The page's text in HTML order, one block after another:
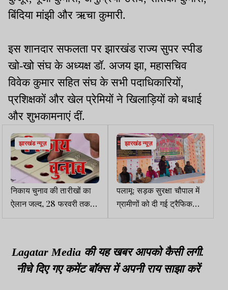
बिंदिया मांझी और ऋचा कुमारी.
इस शानदार सफलता पर झारखंड राज्य सुपर स्पीड
खो-खो संघ के अध्यक्ष डॉ. अजय झा, महासचिव
विवेक कुमार सहित संघ के सभी पदाधिकारियों,
प्रशिक्षकों और खेल प्रेमियों ने खिलाड़ियों को बधाई
और शुभकामनाएं दीं.
झारखंड न्यूज़
निकाय चुनाव की तारीखों का
ऐलान जल्द, 28 फरवरी तक
चुनावी प्रक्रिया होगी पूरी!
झारखंड न्यूज़
पलामूः सड़क सुरक्षा चौपाल में
ग्रामीणों को दी गई ट्रैफिक
रुल्स की जानकारी
Lagatar Media की यह खबर आपको कैसी लगी.
नीचे दिए गए कमेंट बॉक्स में अपनी राय साझा करें